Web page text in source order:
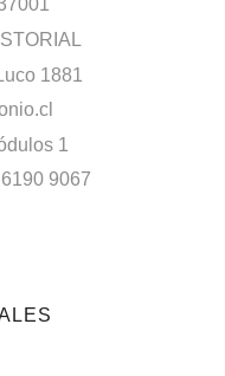
1881
1
9067